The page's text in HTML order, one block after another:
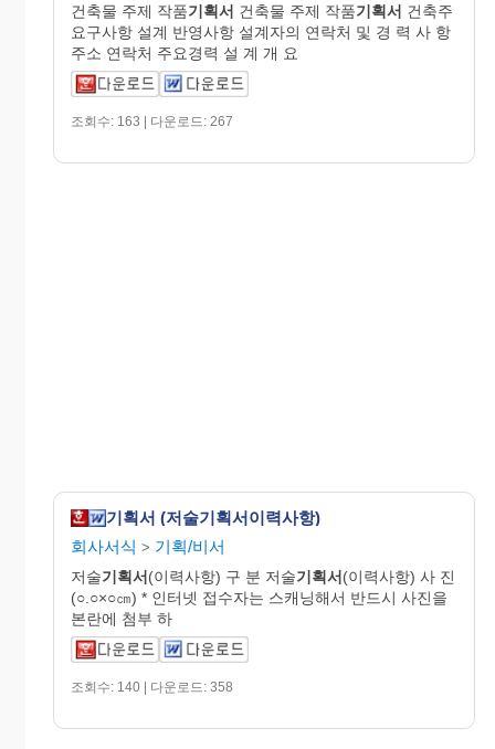
건축물 주제 작품기획서 건축물 주제 작품기획서 건축주
요구사항 설계 반영사항 설계자의 연락처 및 경 력 사 항
주소 연락처 주요경력 설 계 개 요
조회수: 163 | 다운로드: 267
기획서 (저술기획서이력사항)
회사서식 > 기획/비서
저술기획서(이력사항) 구 분 저술기획서(이력사항) 사 진
(○.○×○㎝) * 인터넷 접수자는 스캐닝해서 반드시 사진을
본란에 첨부 하
조회수: 140 | 다운로드: 358